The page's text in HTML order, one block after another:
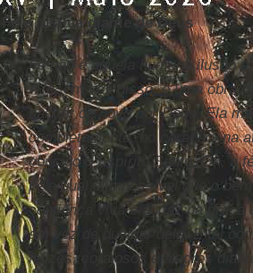
Fé e justiça diante de Deus
Fé não é aquela humana ilusão
A fé, em vez disso, é uma obra
nascer de novo por Deus. Ela
completamente, no coração, na
consigo o Espírito Santo. Oh, a
pela qual é impossível que o
confiança viva e audaz na
em vez de duvidar dela. E tal
felizes, corajosos e alegres